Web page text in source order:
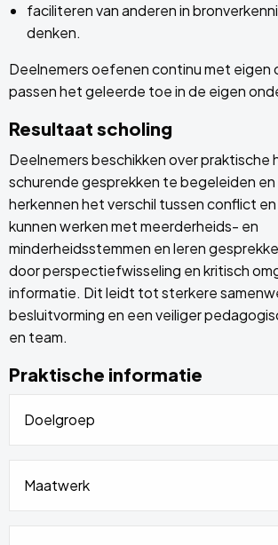
faciliteren van anderen in
denken.
Deelnemers oefenen continu met eigen
passen het geleerde toe in de eigen
Resultaat scholing
Deelnemers beschikken over praktische
schurende gesprekken te begeleiden
herkennen het verschil tussen conflict
kunnen werken met meerderheids- en
minderheidsstemmen en leren
door perspectiefwisseling en kritisch
informatie. Dit leidt tot sterkere
besluitvorming en een veiliger
en team.
Praktische informatie
Doelgroep
Maatwerk